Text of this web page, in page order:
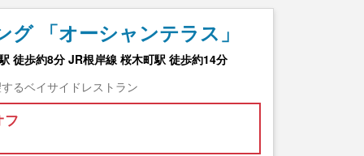
「オーシャンテラス」
徒歩約8分 JR根岸線 桜木町駅 徒歩約14分
るベイサイドレストラン
フ